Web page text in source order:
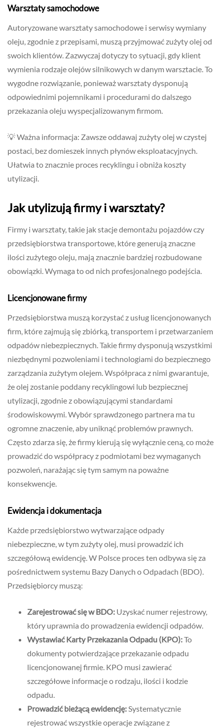
Warsztaty samochodowe
Autoryzowane warsztaty samochodowe i serwisy wymiany
oleju, zgodnie z przepisami, muszą przyjmować zużyty olej od
swoich klientów. Zazwyczaj dotyczy to sytuacji, gdy klient
wymienia rodzaje olejów silnikowych w danym warsztacie. To
wygodne rozwiązanie, ponieważ warsztaty dysponują
odpowiednimi pojemnikami i procedurami do dalszego
przekazania oleju wyspecjalizowanym firmom.
💡 Ważna informacja: Zawsze oddawaj zużyty olej w czystej
postaci, bez domieszek innych płynów eksploatacyjnych.
Ułatwia to znacznie proces recyklingu i obniża koszty
utylizacji.
Jak utylizują firmy i warsztaty?
Firmy i warsztaty, takie jak stacje demontażu pojazdów czy
przedsiębiorstwa transportowe, które generują znaczne
ilości zużytego oleju, mają znacznie bardziej rozbudowane
obowiązki. Wymaga to od nich profesjonalnego podejścia.
Licencjonowane firmy
Przedsiębiorstwa muszą korzystać z usług licencjonowanych
firm, które zajmują się zbiórką, transportem i przetwarzaniem
odpadów niebezpiecznych. Takie firmy dysponują wszystkimi
niezbędnymi pozwoleniami i technologiami do bezpiecznego
zarządzania zużytym olejem. Współpraca z nimi gwarantuje,
że olej zostanie poddany recyklingowi lub bezpiecznej
utylizacji, zgodnie z obowiązującymi standardami
środowiskowymi. Wybór sprawdzonego partnera ma tu
ogromne znaczenie, aby uniknąć problemów prawnych.
Często zdarza się, że firmy kierują się wyłącznie ceną, co może
prowadzić do współpracy z podmiotami bez wymaganych
pozwoleń, narażając się tym samym na poważne
konsekwencje.
Ewidencja i dokumentacja
Każde przedsiębiorstwo wytwarzające odpady
niebezpieczne, w tym zużyty olej, musi prowadzić ich
szczegółową ewidencję. W Polsce proces ten odbywa się za
pośrednictwem systemu Bazy Danych o Odpadach (BDO).
Przedsiębiorcy muszą:
Zarejestrować się w BDO: Uzyskać numer rejestrowy,
który uprawnia do prowadzenia ewidencji odpadów.
Wystawiać Karty Przekazania Odpadu (KPO):To
dokumenty potwierdzające przekazanie odpadu
licencjonowanej firmie. KPO musi zawierać
szczegółowe informacje o rodzaju, ilości i kodzie
odpadu.
Prowadzić bieżącą ewidencję: Systematycznie
rejestrować wszystkie operacje związane z